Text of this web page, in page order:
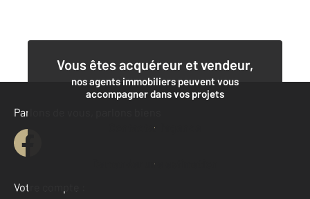
Vous êtes acquéreur et vendeur,
nos agents immobiliers peuvent vous
accompagner dans vos projets
Contacter l'agence
Demander une estimation
Parlons de vous, parlons biens
Votre compte :